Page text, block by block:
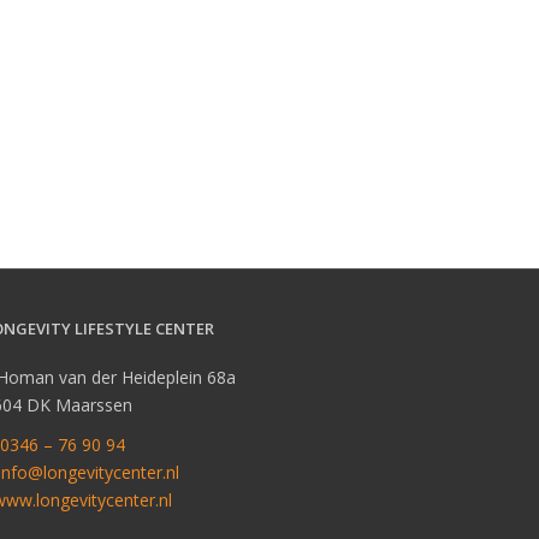
LIFESTYLE CENTER
van der Heideplein 68a
DK Maarssen
0346 – 76 90 94